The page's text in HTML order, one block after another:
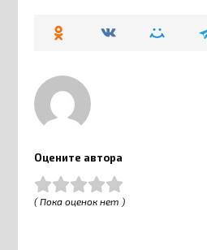
Оцените автора
( Пока оценок нет )